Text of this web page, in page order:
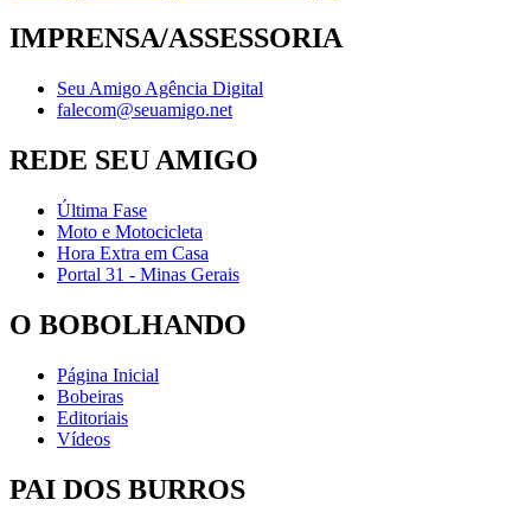
IMPRENSA/ASSESSORIA
Seu Amigo Agência Digital
falecom@seuamigo.net
REDE SEU AMIGO
Última Fase
Moto e Motocicleta
Hora Extra em Casa
Portal 31 - Minas Gerais
O BOBOLHANDO
Página Inicial
Bobeiras
Editoriais
Vídeos
PAI DOS BURROS